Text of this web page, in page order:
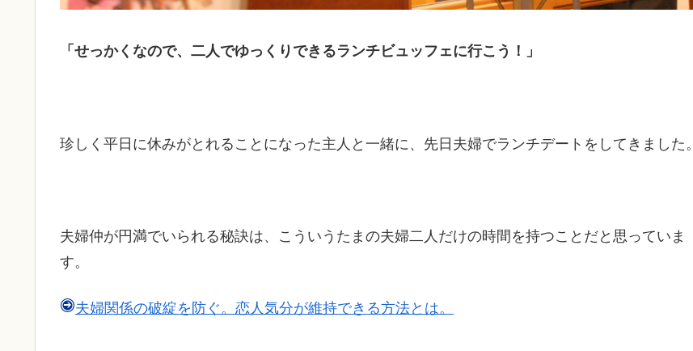
「せっかくなので、二人でゆっくりできるランチビュッフェに行こう！」
珍しく平日に休みがとれることになった主人と一緒に、先日夫婦でランチデートをしてきました。
夫婦仲が円満でいられる秘訣は、こういうたまの夫婦二人だけの時間を持つことだと思っていま
す。
夫婦関係の破綻を防ぐ。恋人気分が維持できる方法とは。